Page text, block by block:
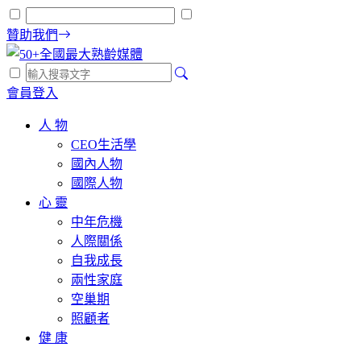
贊助我們
會員登入
人 物
CEO生活學
國內人物
國際人物
心 靈
中年危機
人際關係
自我成長
兩性家庭
空巢期
照顧者
健 康